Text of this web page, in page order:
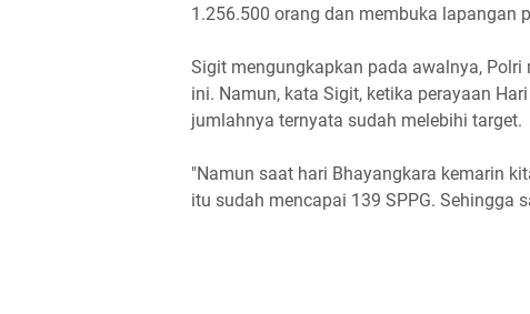
1.256.500 orang dan membuka lapangan
Sigit mengungkapkan pada awalnya,
ini. Namun, kata Sigit, ketika perayaan
jumlahnya ternyata sudah melebihi target.
"Namun saat hari Bhayangkara kemarin
itu sudah mencapai 139 SPPG. Sehingga